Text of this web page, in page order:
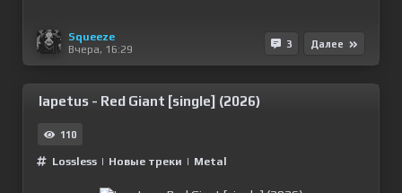
Squeeze
Вчера, 16:29
3 Далее
Iapetus - Red Giant [single] (2026)
110
Lossless | Новые треки | Metal